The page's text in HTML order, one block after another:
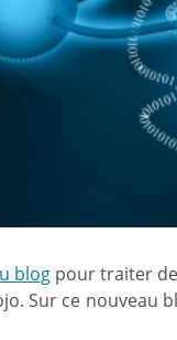
blog pour traiter
Sur ce nouveau